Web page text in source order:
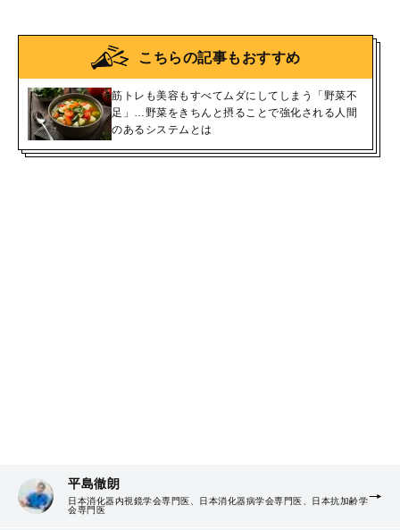
こちらの記事もおすすめ
筋トレも美容もすべてムダにしてしまう「野菜不
足」…野菜をきちんと摂ることで強化される人間
のあるシステムとは
平島徹朗
日本消化器内視鏡学会専門医、日本消化器病学会専門医、日本抗加齢学
会専門医